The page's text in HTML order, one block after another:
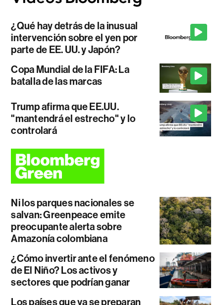
¿Qué hay detrás de la inusual
intervención sobre el yen por
parte de EE. UU. y Japón?
Copa Mundial de la FIFA: La
batalla de las marcas
Trump afirma que EE.UU.
"mantendrá el estrecho" y lo
controlará
Ni los parques nacionales se
salvan: Greenpeace emite
preocupante alerta sobre
Amazonía colombiana
¿Cómo invertir ante el fenómeno
de El Niño? Los activos y
sectores que podrían ganar
Los países que ya se preparan